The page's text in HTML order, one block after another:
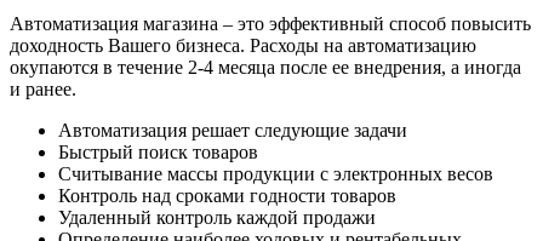
Автоматизация магазина – это эффективный способ повысить
доходность Вашего бизнеса. Расходы на автоматизацию
окупаются в течение 2-4 месяца после ее внедрения, а иногда
и ранее.
Автоматизация решает следующие задачи
Быстрый поиск товаров
Считывание массы продукции с электронных весов
Контроль над сроками годности товаров
Удаленный контроль каждой продажи